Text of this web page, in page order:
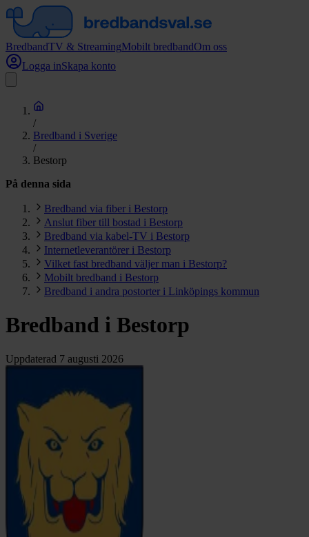
BredbandTV & StreamingMobilt bredbandOm oss
Logga inSkapa konto
/
Bredband i Sverige
/
Bestorp
På denna sida
Bredband via fiber i Bestorp
Anslut fiber till bostad i Bestorp
Bredband via kabel-TV i Bestorp
Internetleverantörer i Bestorp
Vilket fast bredband väljer man i Bestorp?
Mobilt bredband i Bestorp
Bredband i andra postorter i Linköpings kommun
Bredband i Bestorp
Uppdaterad 7 augusti 2026